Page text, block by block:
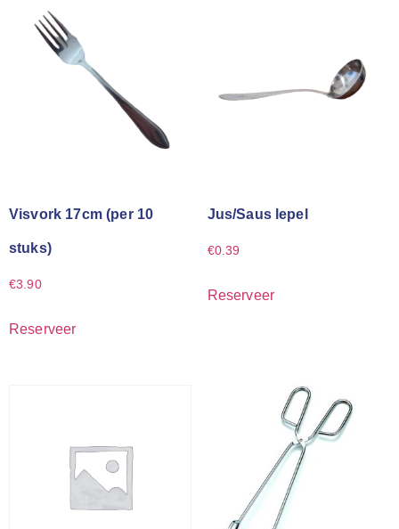
Visvork 17cm (per 10
stuks)
€3.90
Reserveer
Jus/Saus lepel
€0.39
Reserveer